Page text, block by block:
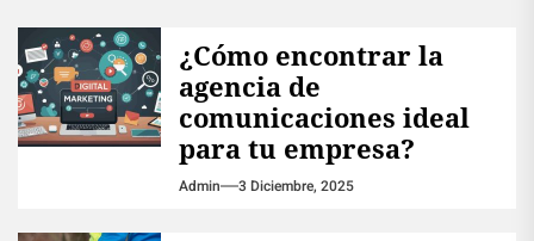
¿Cómo encontrar la
agencia de
comunicaciones ideal
para tu empresa?
Admin 3 Diciembre, 2025